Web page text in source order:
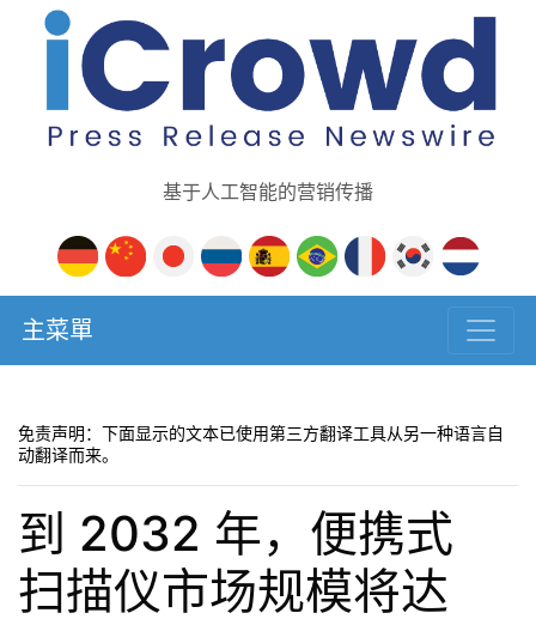
基于人工智能的营销传播
主菜單
免责声明：下面显示的文本已使用第三方翻译工具从另一种语言自
动翻译而来。
到 2032 年，便携式
扫描仪市场规模将达